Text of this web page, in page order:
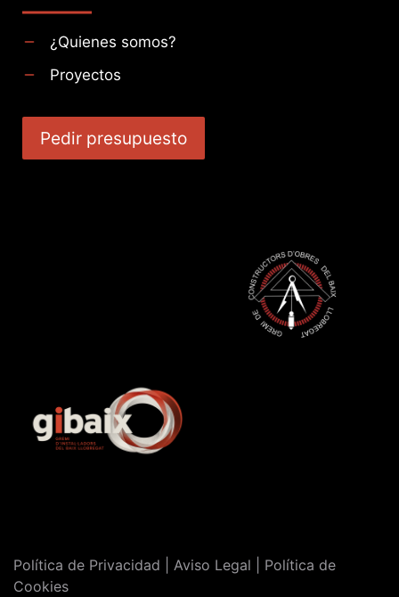
¿Quienes somos?
Proyectos
Pedir presupuesto
Política de Privacidad | Aviso Legal | Política de
Cookies